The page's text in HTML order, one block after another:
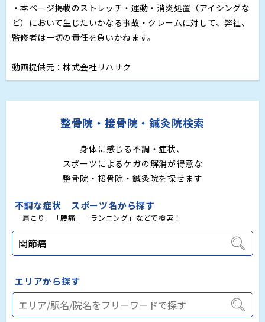
・本ページ掲載のストレッチ・運動・消炎処置（アイシングな
ど）において生じたいかなる事故・クレームに対して、弊社、
監修者は一切の責任を負いかねます。
動画提供元：株式会社リハサク
整骨院・接骨院・鍼灸院検索
身体に感じる不調・症状、
スポーツによるケガの解消が得意な
整骨院・接骨院・鍼灸院を探せます
不調な症状 スポーツ名から探す
「肩こり」「腰痛」「ランニング」などで検索！
エリアから探す